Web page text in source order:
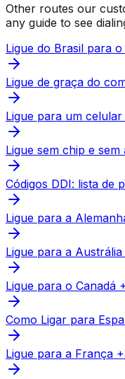
Other routes our
any guide to see
Ligue do Brasil para
Ligue de graça do
Ligue para um
Ligue sem chip e sem
Códigos DDI: lista de
Ligue para a
Ligue para a Austrália
Ligue para o Canadá
Como Ligar para
Ligue para a França